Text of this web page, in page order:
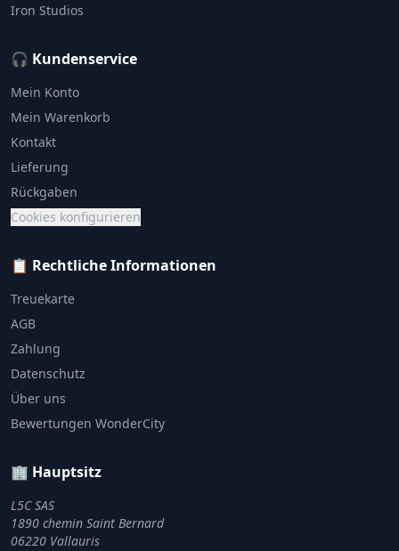
Iron Studios
🎧 Kundenservice
Mein Konto
Mein Warenkorb
Kontakt
Lieferung
Rückgaben
Cookies konfigurieren
📋 Rechtliche Informationen
Treuekarte
AGB
Zahlung
Datenschutz
Über uns
Bewertungen WonderCity
🏢 Hauptsitz
L5C SAS
1890 chemin Saint Bernard
06220 Vallauris